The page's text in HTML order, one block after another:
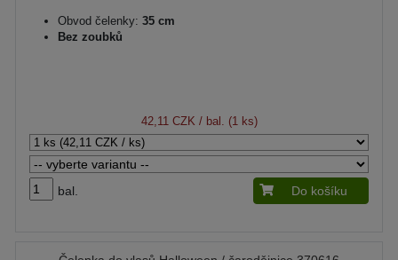
Obvod čelenky: 35 cm
Bez zoubků
42,11 CZK / bal. (1 ks)
bal. Do košíku